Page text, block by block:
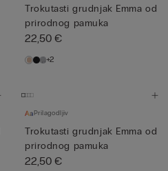
Trokutasti grudnjak Emma od
prirodnog pamuka
22,50 €
+2
Prilagodljiv
Trokutasti grudnjak Emma od
prirodnog pamuka
22,50 €